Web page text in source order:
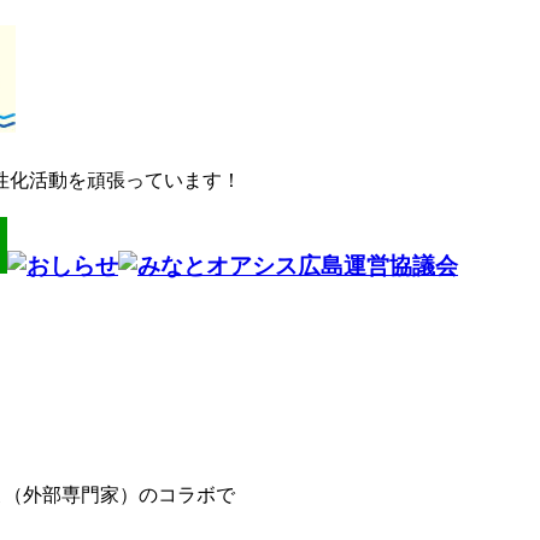
活動を頑張っています！
外部専門家）のコラボで